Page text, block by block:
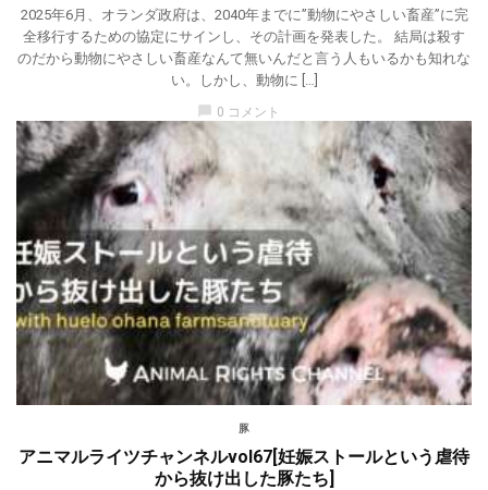
2025年6月、オランダ政府は、2040年までに”動物にやさしい畜産”に完
全移行するための協定にサインし、その計画を発表した。 結局は殺す
のだから動物にやさしい畜産なんて無いんだと言う人もいるかも知れな
い。しかし、動物に […]
0 コメント
豚
アニマルライツチャンネルvol67[妊娠ストールという虐待
から抜け出した豚たち]